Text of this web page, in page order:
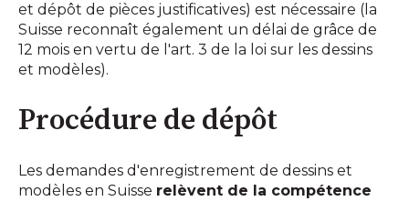
et dépôt de pièces justificatives) est nécessaire (la
Suisse reconnaît également un délai de grâce de
12 mois en vertu de l'art. 3 de la loi sur les dessins
et modèles).
Procédure de dépôt
Les demandes d'enregistrement de dessins et
modèles en Suisse relèvent de la compétence